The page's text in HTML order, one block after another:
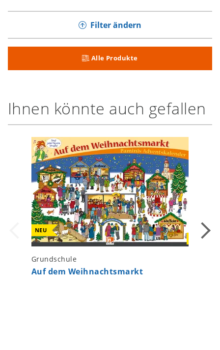
Filter ändern
Alle Produkte
Ihnen könnte auch gefallen
NEU
Grundschule
Auf dem Weihnachtsmarkt
NEU